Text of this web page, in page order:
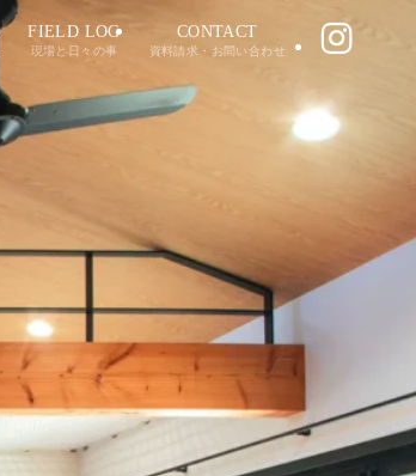
FIELD LOG
現場と日々の事
CONTACT
資料請求・お問い合わせ